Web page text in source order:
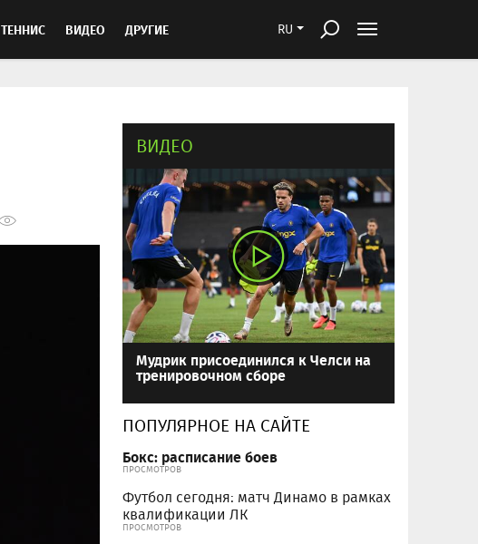
RU
ТЕННИС ВИДЕО ДРУГИЕ
ВИДЕО
Мудрик присоединился к Челси на
тренировочном сборе
ПОПУЛЯРНОЕ НА САЙТЕ
Бокс: расписание боев
ПРОСМОТРОВ
Футбол сегодня: матч Динамо в рамках
квалификации ЛК
ПРОСМОТРОВ